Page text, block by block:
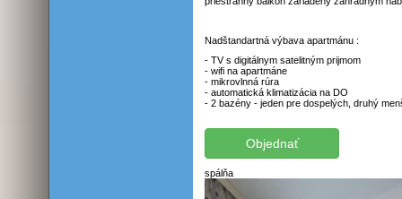
Nadštandartná výbava apartmánu :
- TV s digitálnym satelitným prijmom
- wifi na apartmáne
- mikrovlnná rúra
- automatická klimatizácia na DO
- 2 bazény - jeden pre dospelých, druhý
spálňa